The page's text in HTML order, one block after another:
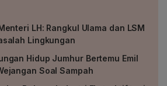
LH: Rangkul Ulama dan LSM
Lingkungan
Hidup Jumhur Bertemu Emil
Soal Sampah